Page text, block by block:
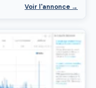
Voir l'annonce →